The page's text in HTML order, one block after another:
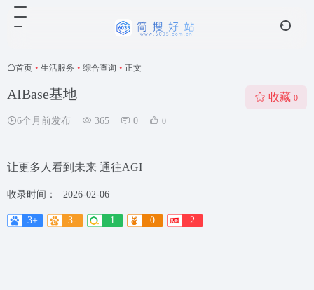
首页 • 生活服务 • 综合查询 • 正文
AIBase基地
6个月前发布 365 0 0
收藏 0
让更多人看到未来 通往AGI
收录时间： 2026-02-06
3+ 3- 1 0 2